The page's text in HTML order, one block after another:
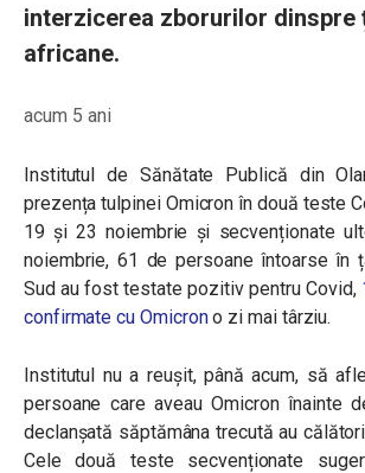
interzicerea zborurilor dinspre
africane.
acum 5 ani
Institutul de Sănătate Publică din
prezența tulpinei Omicron în două teste
19 și 23 noiembrie și secvenționate
noiembrie, 61 de persoane întoarse în
Sud au fost testate pozitiv pentru Covid,
confirmate cu Omicrono zi mai târziu.
Institutul nu a reușit, până acum, să
persoane care aveau Omicron înainte
declanșată săptămâna trecută au
Cele două teste secvenționate